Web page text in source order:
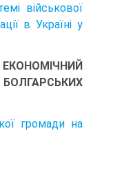
військової
в Україні у
громади на